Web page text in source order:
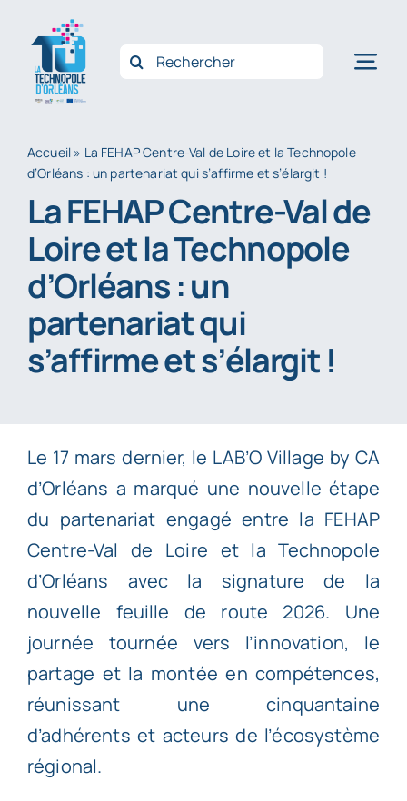
contenu
Rechercher:
Accueil » La FEHAP Centre-Val de Loire et la Technopole
d’Orléans : un partenariat qui s’affirme et s’élargit !
La FEHAP Centre-Val de
Loire et la Technopole
d’Orléans : un
partenariat qui
s’affirme et s’élargit !
Le 17 mars dernier, le LAB’O Village by CA
d’Orléans a marqué une nouvelle étape
du partenariat engagé entre la FEHAP
Centre-Val de Loire et la Technopole
d’Orléans avec la signature de la
nouvelle feuille de route 2026. Une
journée tournée vers l’innovation, le
partage et la montée en compétences,
réunissant une cinquantaine
d’adhérents et acteurs de l’écosystème
régional.